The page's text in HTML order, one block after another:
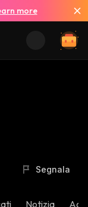
more
Segnala
Notizia